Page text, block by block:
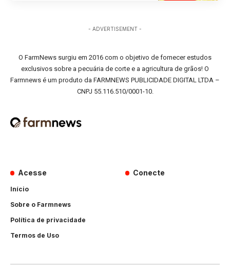
- ADVERTISEMENT -
O FarmNews surgiu em 2016 com o objetivo de fornecer estudos
exclusivos sobre a pecuária de corte e a agricultura de grãos! O
Farmnews é um produto da FARMNEWS PUBLICIDADE DIGITAL LTDA –
CNPJ 55.116.510/0001-10.
Acesse
Início
Sobre o Farmnews
Política de privacidade
Termos de Uso
Conecte